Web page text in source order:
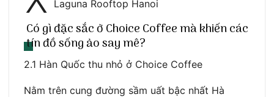
Laguna Rooftop Hanoi
Có gì đặc sắc ở Choice Coffee mà khiến các
tín đồ sống ảo say mê?
2.1 Hàn Quốc thu nhỏ ở Choice Coffee
Nằm trên cung đường sầm uất bậc nhất Hà